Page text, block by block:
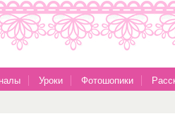
Уроки Фотошопики